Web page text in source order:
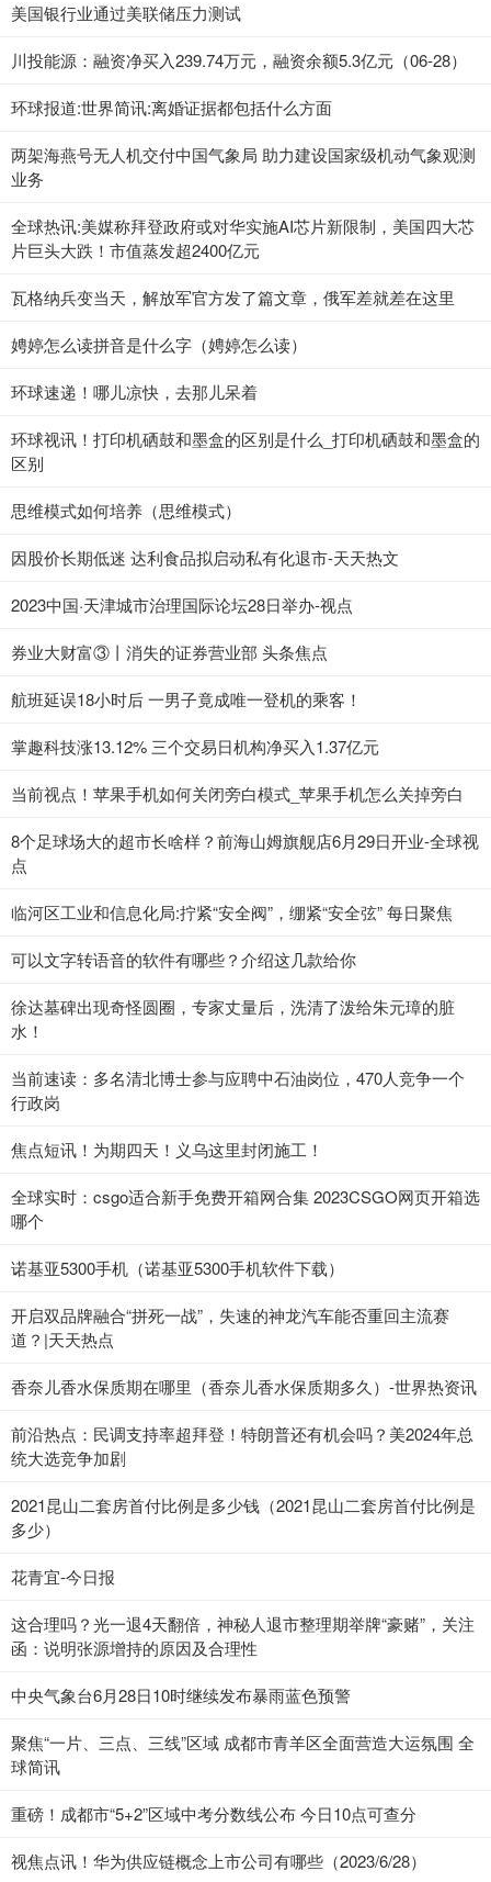
美国银行业通过美联储压力测试
川投能源：融资净买入239.74万元，融资余额5.3亿元（06-28）
环球报道:世界简讯:离婚证据都包括什么方面
两架海燕号无人机交付中国气象局 助力建设国家级机动气象观测
业务
全球热讯:美媒称拜登政府或对华实施AI芯片新限制，美国四大芯
片巨头大跌！市值蒸发超2400亿元
瓦格纳兵变当天，解放军官方发了篇文章，俄军差就差在这里
娉婷怎么读拼音是什么字（娉婷怎么读）
环球速递！哪儿凉快，去那儿呆着
环球视讯！打印机硒鼓和墨盒的区别是什么_打印机硒鼓和墨盒的
区别
思维模式如何培养（思维模式）
因股价长期低迷 达利食品拟启动私有化退市-天天热文
2023中国·天津城市治理国际论坛28日举办-视点
券业大财富③丨消失的证券营业部 头条焦点
航班延误18小时后 一男子竟成唯一登机的乘客！
掌趣科技涨13.12% 三个交易日机构净买入1.37亿元
当前视点！苹果手机如何关闭旁白模式_苹果手机怎么关掉旁白
8个足球场大的超市长啥样？前海山姆旗舰店6月29日开业-全球视
点
临河区工业和信息化局:拧紧“安全阀”，绷紧“安全弦” 每日聚焦
可以文字转语音的软件有哪些？介绍这几款给你
徐达墓碑出现奇怪圆圈，专家丈量后，洗清了泼给朱元璋的脏
水！
当前速读：多名清北博士参与应聘中石油岗位，470人竞争一个
行政岗
焦点短讯！为期四天！义乌这里封闭施工！
全球实时：csgo适合新手免费开箱网合集 2023CSGO网页开箱选
哪个
诺基亚5300手机（诺基亚5300手机软件下载）
开启双品牌融合“拼死一战”，失速的神龙汽车能否重回主流赛
道？|天天热点
香奈儿香水保质期在哪里（香奈儿香水保质期多久）-世界热资讯
前沿热点：民调支持率超拜登！特朗普还有机会吗？美2024年总
统大选竞争加剧
2021昆山二套房首付比例是多少钱（2021昆山二套房首付比例是
多少）
花青宜-今日报
这合理吗？光一退4天翻倍，神秘人退市整理期举牌“豪赌”，关注
函：说明张源增持的原因及合理性
中央气象台6月28日10时继续发布暴雨蓝色预警
聚焦“一片、三点、三线”区域 成都市青羊区全面营造大运氛围 全
球简讯
重磅！成都市“5+2”区域中考分数线公布 今日10点可查分
视焦点讯！华为供应链概念上市公司有哪些（2023/6/28）